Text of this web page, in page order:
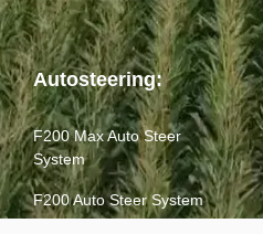
Autosteering:
F200 Max Auto Steer
System
F200 Auto Steer System